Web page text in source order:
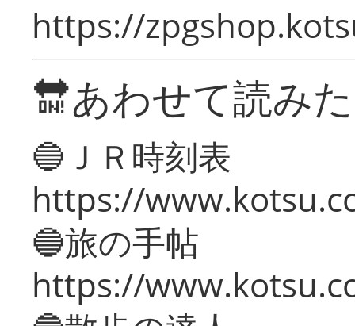
https://
🔛あわせて読み
🔵ＪＲ時刻表
https://
🔵旅の手帖
https://